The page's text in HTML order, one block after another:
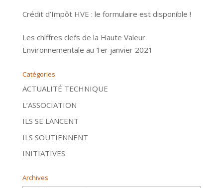
Crédit d’Impôt HVE : le formulaire est disponible !
Les chiffres clefs de la Haute Valeur
Environnementale au 1er janvier 2021
Catégories
ACTUALITÉ TECHNIQUE
L’ASSOCIATION
ILS SE LANCENT
ILS SOUTIENNENT
INITIATIVES
Archives